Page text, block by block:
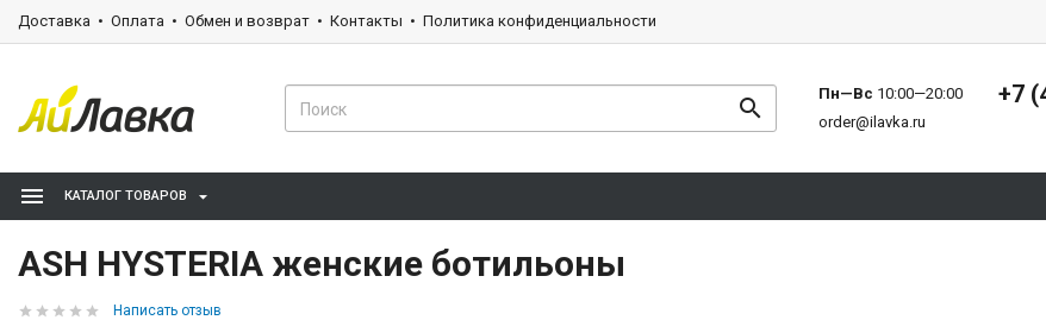
Доставка Оплата Обмен и возврат Контакты Политика конфиденциальности
Пн—Вс 10:00—20:00
order@ilavka.ru
+7
КАТАЛОГ ТОВАРОВ
ASH HYSTERIA женские ботильоны
Написать отзыв